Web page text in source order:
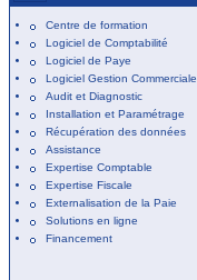
Centre de formation
Logiciel de Comptabilité
Logiciel de Paye
Logiciel Gestion Commerciale
Audit et Diagnostic
Installation et Paramétrage
Récupération des données
Assistance
Expertise Comptable
Expertise Fiscale
Externalisation de la Paie
Solutions en ligne
Financement